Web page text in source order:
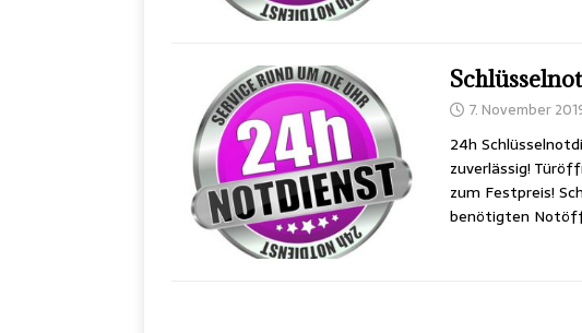
7. November
24h
zuverlässig!
zum Festpreis!
benötigten